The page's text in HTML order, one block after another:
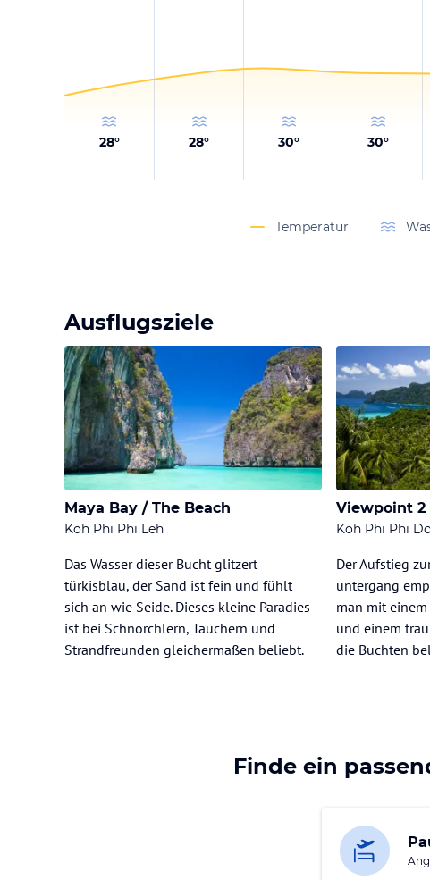
28° 28° 30° 30°
Temperatur
Ausflugsziele
Maya Bay / The Beach
Koh Phi Phi Leh
Das Wasser dieser Bucht glitzert
türkisblau, der Sand ist fein und fühlt
sich an wie Seide. Dieses kleine Paradies
ist bei Schnorchlern, Tauchern und
Strandfreunden gleichermaßen beliebt.
Viewpoint 2
Koh Phi Phi
Der Aufstieg
untergang
man mit
und einem
die Buchten
Finde ein